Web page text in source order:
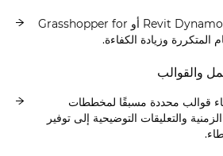
نصيحة: استفد من Revit Dynamo أو Grasshopper for
قوالب محددة مسبقًا لمخططات
والتعليقات التوضيحية إلى توفير